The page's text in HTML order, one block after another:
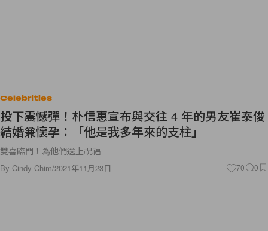
投下震憾彈！朴信惠宣布與交往 4 年的男友崔泰俊
結婚兼懷孕：「他是我多年來的支柱」
雙喜臨門！為他們送上祝福
ByCindy Chim/2021年11月23日